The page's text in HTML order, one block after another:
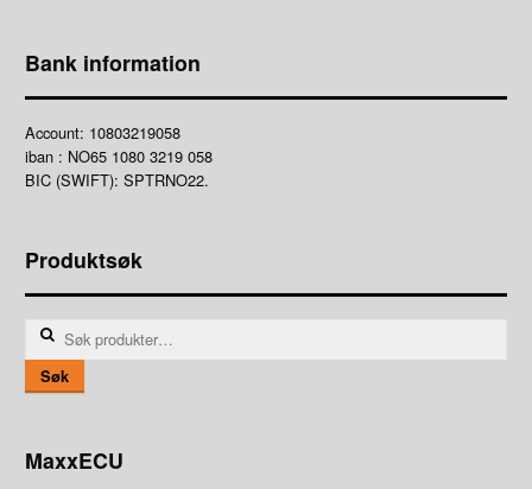
Bank information
Account: 10803219058
iban : NO65 1080 3219 058
BIC (SWIFT): SPTRNO22.
Produktsøk
Søk
Søk
MaxxECU